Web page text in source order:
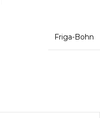
Friga-Bohn